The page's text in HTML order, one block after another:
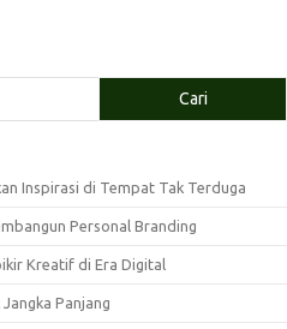
Cari
Inspirasi di Tempat Tak Terduga
Personal Branding
Kreatif di Era Digital
Panjang